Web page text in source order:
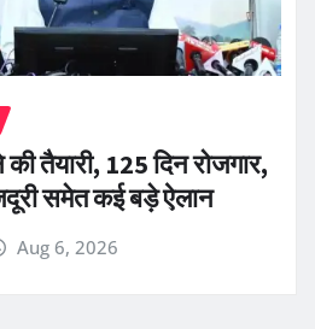
तैयारी, 125 दिन रोजगार,
समेत कई बड़े ऐलान
Aug 6, 2026